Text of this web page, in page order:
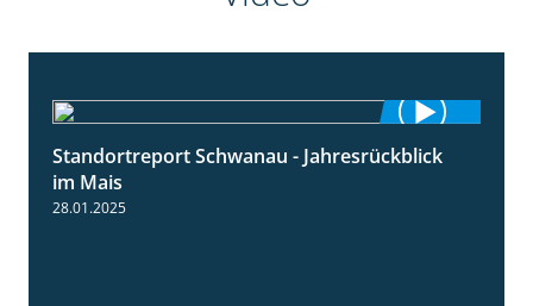
4:25
Standortreport Schwanau - Jahresrückblick
im Mais
28.01.2025